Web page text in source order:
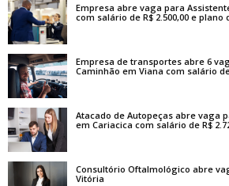
Empresa abre vaga para
com salário de R$ 2.500,00 e plano
Empresa de transportes abre 6
Caminhão em Viana com salário de
Atacado de Autopeças abre vaga
em Cariacica com salário de R$
Consultório Oftalmológico abre
Vitória